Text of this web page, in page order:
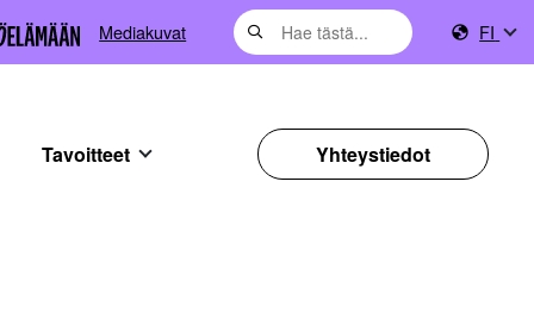
Mediakuvat FI
Tavoitteet Yhteystiedot